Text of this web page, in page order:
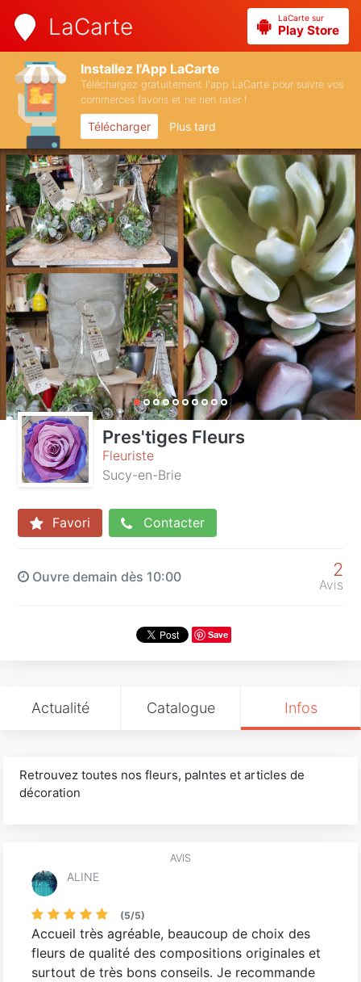
LaCarte LaCarte sur
Play Store
Installez l'App LaCarte
Téléchargez gratuitement l'app LaCarte pour suivre vos
commerces favoris et ne rien rater !
Télécharger Plus tard
Pres'tiges Fleurs
Fleuriste
Sucy-en-Brie
Favori Contacter
Ouvre demain dès 10:00 2
Avis
Save
Actualité Catalogue Infos
Retrouvez toutes nos fleurs, palntes et articles de
décoration
AVIS
ALINE
(5/5)
Accueil très agréable, beaucoup de choix des
fleurs de qualité des compositions originales et
surtout de très bons conseils. Je recommande